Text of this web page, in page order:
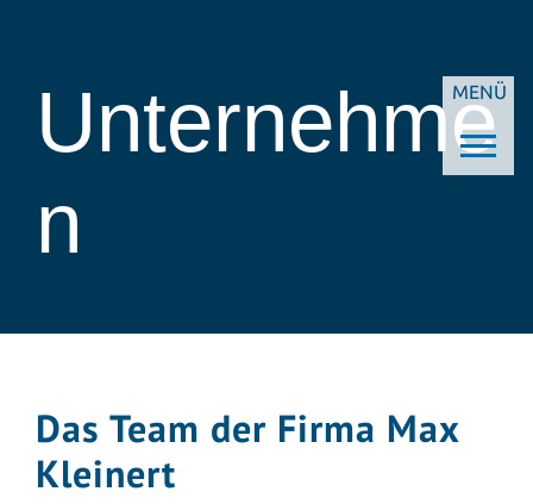
MENÜ
Unternehme
n
Das Team der Firma Max
Kleinert